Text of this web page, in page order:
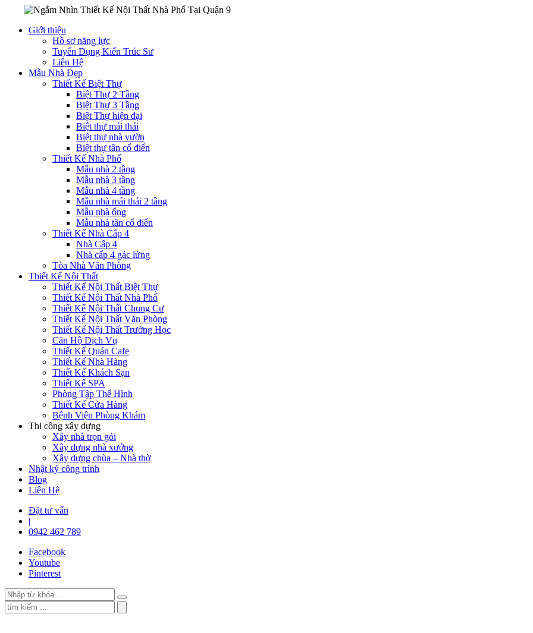
Giới thiệu
Hồ sơ năng lực
Tuyển Dụng Kiến Trúc Sư
Liên Hệ
Mẫu Nhà Đẹp
Thiết Kế Biệt Thự
Biệt Thự 2 Tầng
Biệt Thự 3 Tầng
Biệt Thự hiện đại
Biệt thự mái thái
Biệt thự nhà vườn
Biệt thự tân cổ điển
Thiết Kế Nhà Phố
Mẫu nhà 2 tầng
Mẫu nhà 3 tầng
Mẫu nhà 4 tầng
Mẫu nhà mái thái 2 tầng
Mẫu nhà ống
Mẫu nhà tân cổ điển
Thiết Kế Nhà Cấp 4
Nhà Cấp 4
Nhà cấp 4 gác lửng
Tòa Nhà Văn Phòng
Thiết Kế Nội Thất
Thiết Kế Nội Thất Biệt Thự
Thiết Kế Nội Thất Nhà Phố
Thiết Kế Nội Thất Chung Cư
Thiết Kế Nội Thất Văn Phòng
Thiết Kế Nội Thất Trường Học
Căn Hộ Dịch Vụ
Thiết Kế Quán Cafe
Thiết Kế Nhà Hàng
Thiết Kế Khách Sạn
Thiết Kế SPA
Phòng Tập Thể Hình
Thiết Kế Cửa Hàng
Bệnh Viện Phòng Khám
Thi công xây dựng
Xây nhà trọn gói
Xây dựng nhà xưởng
Xây dựng chùa – Nhà thờ
Nhật ký công trình
Blog
Liên Hệ
Đặt tư vấn
|
0942 462 789
Facebook
Youtube
Pinterest